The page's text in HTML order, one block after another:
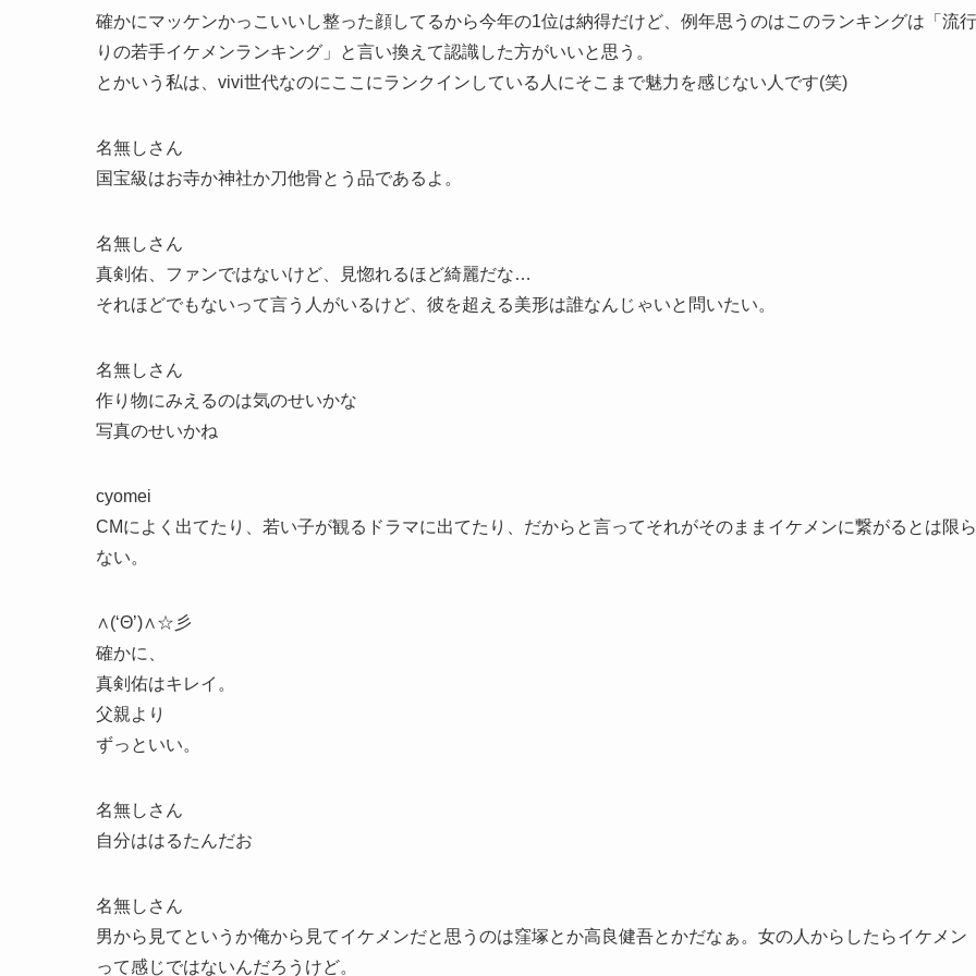
確かにマッケンかっこいいし整った顔してるから今年の1位は納得だけど、例年思うのはこのランキングは「流行
りの若手イケメンランキング」と言い換えて認識した方がいいと思う。
とかいう私は、vivi世代なのにここにランクインしている人にそこまで魅力を感じない人です(笑)
名無しさん
国宝級はお寺か神社か刀他骨とう品であるよ。
名無しさん
真剣佑、ファンではないけど、見惚れるほど綺麗だな…
それほどでもないって言う人がいるけど、彼を超える美形は誰なんじゃいと問いたい。
名無しさん
作り物にみえるのは気のせいかな
写真のせいかね
cyomei
CMによく出てたり、若い子が観るドラマに出てたり、だからと言ってそれがそのままイケメンに繋がるとは限ら
ない。
∧(‘Θ’)∧☆彡
確かに、
真剣佑はキレイ。
父親より
ずっといい。
名無しさん
自分ははるたんだお
名無しさん
男から見てというか俺から見てイケメンだと思うのは窪塚とか高良健吾とかだなぁ。女の人からしたらイケメン
って感じではないんだろうけど。